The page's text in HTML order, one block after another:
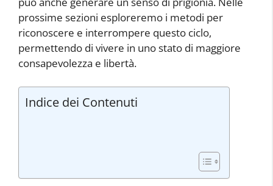
prossime sezioni esploreremo i metodi per
riconoscere e interrompere questo ciclo,
permettendo di vivere in uno stato di maggiore
consapevolezza e libertà.
Indice dei Contenuti